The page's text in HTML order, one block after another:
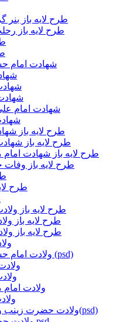
طرح لایه باز
طرح لایه باز
شهادت امام
شهادت امام
طرح لایه باز
طرح لایه باز
طرح لایه باز شهادت
طرح لایه باز
طرح
طرح لایه باز
طرح لایه باز
طرح لایه باز
ولادت امام حسن عسکری (psd)
ولادت
ولادت حضرت زینب و روز پرستار(psd)